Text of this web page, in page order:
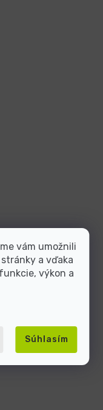
vám umožnili
a vďaka
výkon a
Súhlasím